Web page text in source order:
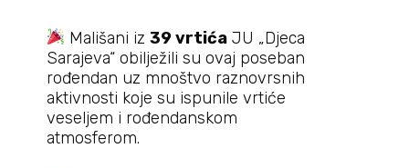
Mališani iz39 vrtića JU „Djeca
Sarajeva“ obilježili su ovaj poseban
rođendan uz mnoštvo raznovrsnih
aktivnosti koje su ispunile vrtiće
veseljem i rođendanskom
atmosferom.